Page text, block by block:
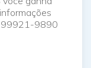
99921-9890